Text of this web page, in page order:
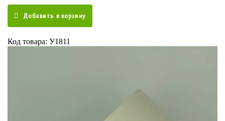
Добавить в корзину
Код товара: У1811